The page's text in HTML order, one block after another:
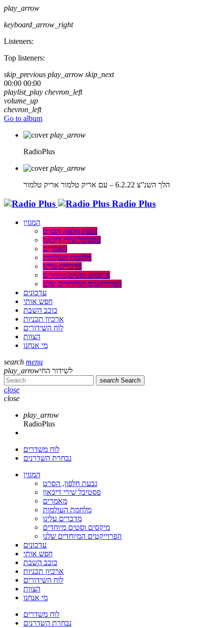
play_arrow
keyboard_arrow_right
Listeners:
Top listeners:
skip_previous play_arrow skip_next
00:00 00:00
playlist_play chevron_left
volume_up
chevron_left
Go to album
play_arrow
RadioPlus
play_arrow
הלך השנ”צ 6.2.22 – עם אריק טלמור
אריק טלמור
Radio Plus
המגזין
גבעת חלפון, הסרט
פסטיבל שירי דיכאון
מאמרים
מלחמת העולמות
מדברים עלינו
מיקסים וסטים מיוחדים
הפרוייקטים המיוחדים שלנו
עדכונים
חפש אותי
כוכב השבת
ארכיון תכניות
לוח השידורים
הצוות
מי אנחנו
search menu
play_arrowלשידור החי
search Search
close
close
play_arrow
RadioPlus
לוח משדרים
נבחרת השדרנים
המגזין
גבעת חלפון, הסרט
פסטיבל שירי דיכאון
מאמרים
מלחמת העולמות
מדברים עלינו
מיקסים וסטים מיוחדים
הפרוייקטים המיוחדים שלנו
עדכונים
חפש אותי
כוכב השבת
ארכיון תכניות
לוח השידורים
הצוות
מי אנחנו
לוח משדרים
נבחרת השדרנים